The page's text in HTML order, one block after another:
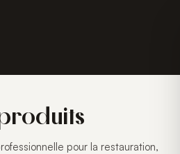
pour la restauration,